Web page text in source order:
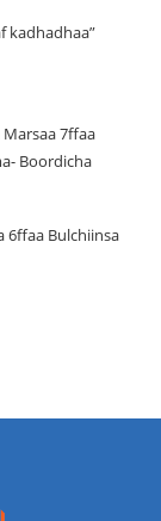
kadhadhaa”
7ffaa
Boordicha
6ffaa Bulchiinsa